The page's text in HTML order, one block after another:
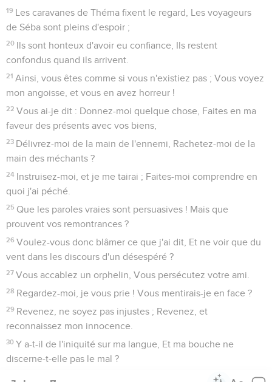
19 Les caravanes de Théma fixent le regard, Les voyageurs
de Séba sont pleins d'espoir ;
20 Ils sont honteux d'avoir eu confiance, Ils restent
confondus quand ils arrivent.
21 Ainsi, vous êtes comme si vous n'existiez pas ; Vous voyez
mon angoisse, et vous en avez horreur !
22 Vous ai-je dit : Donnez-moi quelque chose, Faites en ma
faveur des présents avec vos biens,
23 Délivrez-moi de la main de l'ennemi, Rachetez-moi de la
main des méchants ?
24 Instruisez-moi, et je me tairai ; Faites-moi comprendre en
quoi j'ai péché.
25 Que les paroles vraies sont persuasives ! Mais que
prouvent vos remontrances ?
26 Voulez-vous donc blâmer ce que j'ai dit, Et ne voir que du
vent dans les discours d'un désespéré ?
27 Vous accablez un orphelin, Vous persécutez votre ami.
28 Regardez-moi, je vous prie ! Vous mentirais-je en face ?
29 Revenez, ne soyez pas injustes ; Revenez, et
reconnaissez mon innocence.
30 Y a-t-il de l'iniquité sur ma langue, Et ma bouche ne
discerne-t-elle pas le mal ?